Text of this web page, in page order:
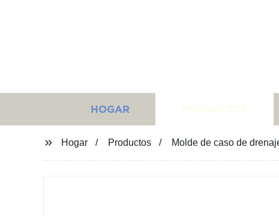
HOGAR
Hogar Productos Molde de caso de